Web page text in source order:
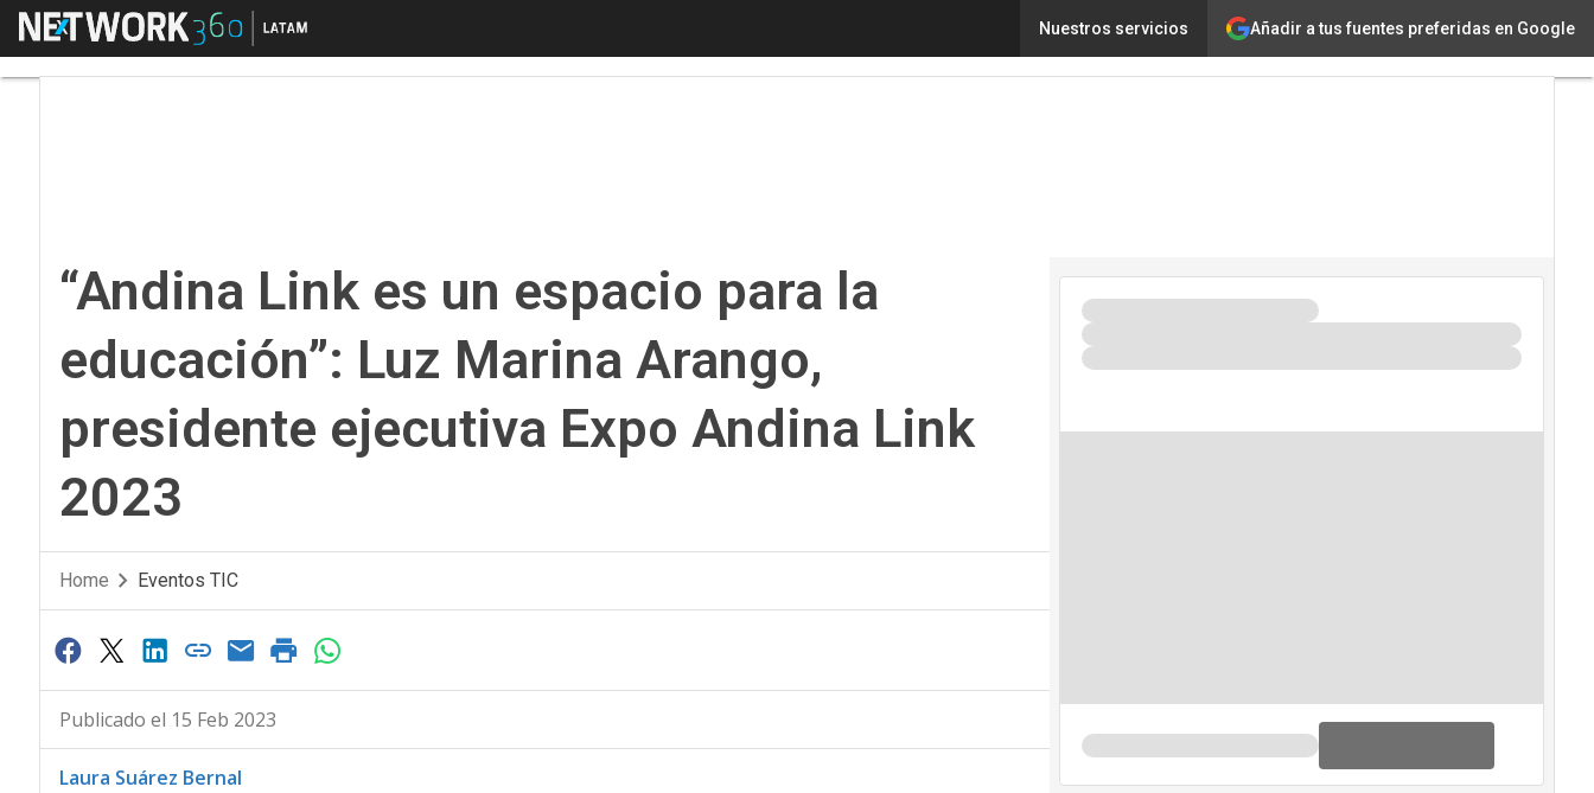
Añadir a tus fuentes preferidas en Google
Nuestros servicios
Menú “Andina Link es un espacio para la educación”: Luz Marina Arango, presidente ejecutiva Expo Andina Link 2023Tecnología
Ciberseguridad
“Andina Link es un espacio para la
educación”: Luz Marina Arango,
presidente ejecutiva Expo Andina Link
2023
Home Eventos TIC
Publicado el 15 Feb 2023
Laura Suárez Bernal